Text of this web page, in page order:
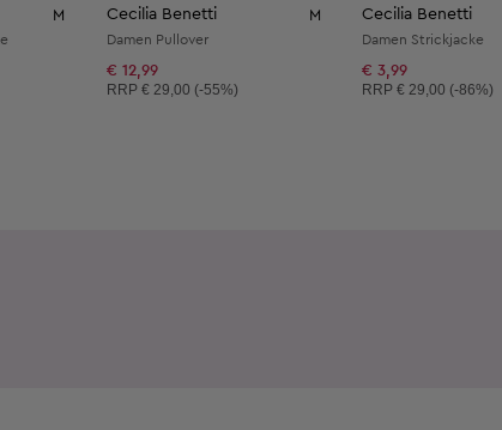
M Cecilia Benetti M
Damen Pullover
€ 12,99
Unverbindliche Preisempfehlung:
RRP € 29,00 (-55%)
Cecilia Benetti
Damen Strickjacke
€ 3,99
Unverbindliche
RRP€ 29,00 (-86%)